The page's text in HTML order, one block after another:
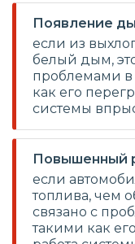
Появление
если из
белый дым,
проблемами в
как его
системы
Повышенный
если
топлива, чем
связано с
такими как